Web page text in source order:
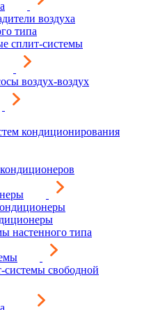
воздуха
типа
сплит-системы
воздух-воздух
кондиционирования
настенного типа
системы свободной